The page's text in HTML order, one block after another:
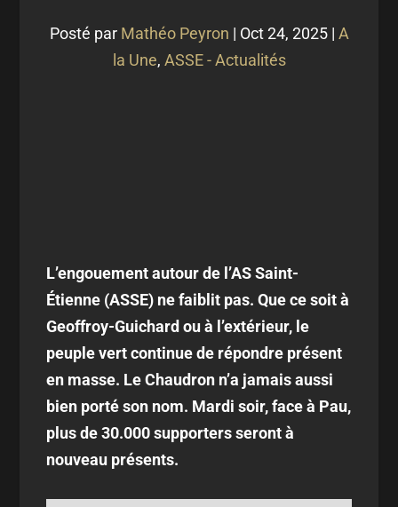
Posté par Mathéo Peyron | Oct 24, 2025| A
la Une, ASSE - Actualités
L’engouement autour de l’AS Saint-
Étienne (ASSE) ne faiblit pas. Que ce soit à
Geoffroy-Guichard ou à l’extérieur, le
peuple vert continue de répondre présent
en masse. Le Chaudron n’a jamais aussi
bien porté son nom. Mardi soir, face à Pau,
plus de 30.000 supporters seront à
nouveau présents.